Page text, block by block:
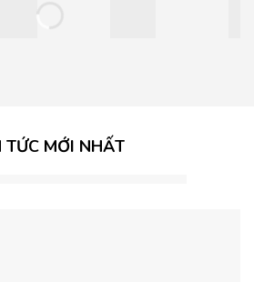
TỨC MỚI NHẤT